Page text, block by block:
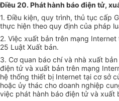
Điều 20. Phát hành báo điện tử,
1. Điều kiện, quy trình, thủ tục cấp
thực hiện theo quy định của pháp
2. Việc xuất bản trên mạng
25 Luật Xuất bản.
3. Cơ quan báo chí và nhà xuất
điện tử và xuất bản trên mạng
hệ thống thiết bị Internet tại cơ sở
hoặc ủy thác cho doanh nghiệp
việc phát hành báo điện tử và xuất